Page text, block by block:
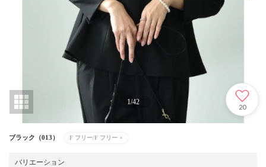
1/42
20
ブラック（013） F フリー/F フリー ×
バリエーション